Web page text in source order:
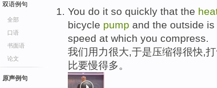
双语例句
全部
口语
书面语
论文
原声例句
You do it so quickly that the
bicycle pump and the outside
speed at which you compress.
我们用力很大,于是压缩得很快,
比要慢得多。